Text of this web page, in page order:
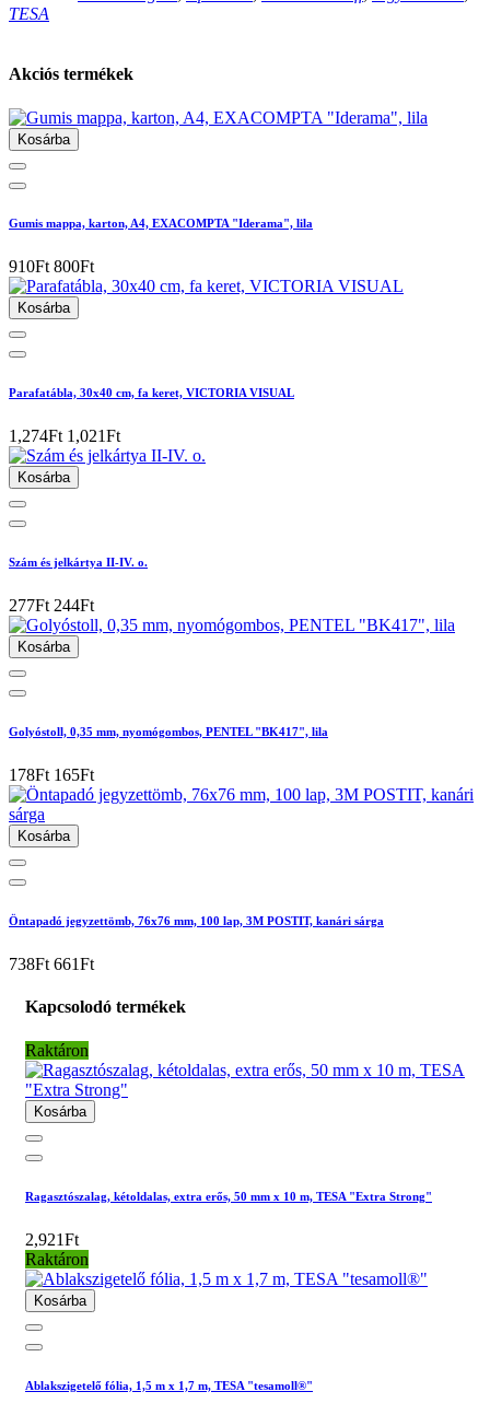
TESA
Akciós termékek
Kosárba
Gumis mappa, karton, A4, EXACOMPTA "Iderama", lila
910Ft 800Ft
Kosárba
Parafatábla, 30x40 cm, fa keret, VICTORIA VISUAL
1,274Ft 1,021Ft
Kosárba
Szám és jelkártya II-IV. o.
277Ft 244Ft
Kosárba
Golyóstoll, 0,35 mm, nyomógombos, PENTEL "BK417", lila
178Ft 165Ft
Kosárba
Öntapadó jegyzettömb, 76x76 mm, 100 lap, 3M POSTIT, kanári sárga
738Ft 661Ft
Kapcsolodó termékek
Raktáron
Kosárba
Ragasztószalag, kétoldalas, extra erős, 50 mm x 10 m, TESA "Extra Strong"
2,921Ft
Raktáron
Kosárba
Ablakszigetelő fólia, 1,5 m x 1,7 m, TESA "tesamoll®"